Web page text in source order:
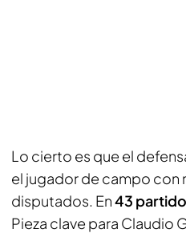
Lo cierto es que el
el jugador de campo con
disputados. En43
Pieza clave para Claudio